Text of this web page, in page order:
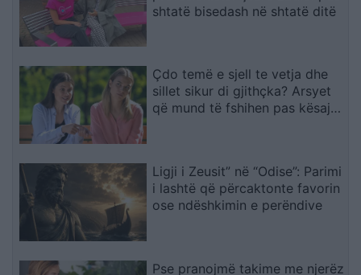
shtatë bisedash në shtatë ditë
Çdo temë e sjell te vetja dhe
sillet sikur di gjithçka? Arsyet
që mund të fshihen pas kësaj
Ligji i Zeusit” në “Odise”: Parimi
i lashtë që përcaktonte favorin
ose ndëshkimin e perëndive
Pse pranojmë takime me njerëz